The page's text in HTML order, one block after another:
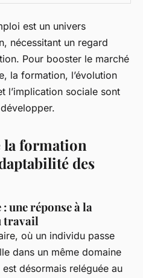
est un univers
nécessitant un regard
Pour booster le marché
la formation, l’évolution
l’implication sociale sont
la formation
des
une réponse à la
travail
où un individu passe
dans un même domaine
désormais reléguée au